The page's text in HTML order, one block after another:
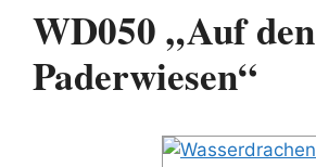
WD050 „Auf den
Paderwiesen“